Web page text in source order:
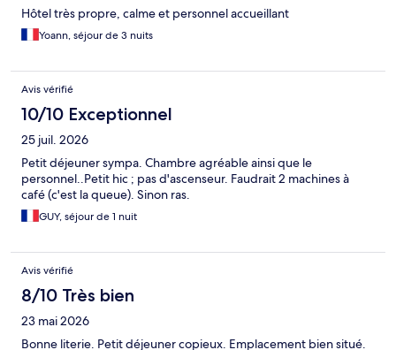
Hôtel très propre, calme et personnel accueillant
Yoann, séjour de 3 nuits
Avis vérifié
10/10 Exceptionnel
25 juil. 2026
Petit déjeuner sympa. Chambre agréable ainsi que le
personnel..Petit hic ; pas d'ascenseur. Faudrait 2 machines à
café (c'est la queue). Sinon ras.
GUY, séjour de 1 nuit
Avis vérifié
8/10 Très bien
23 mai 2026
Bonne literie. Petit déjeuner copieux. Emplacement bien situé.